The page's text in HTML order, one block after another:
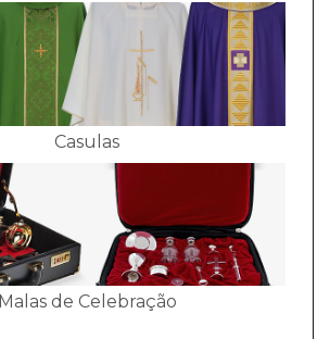
Casulas
Malas de Celebração